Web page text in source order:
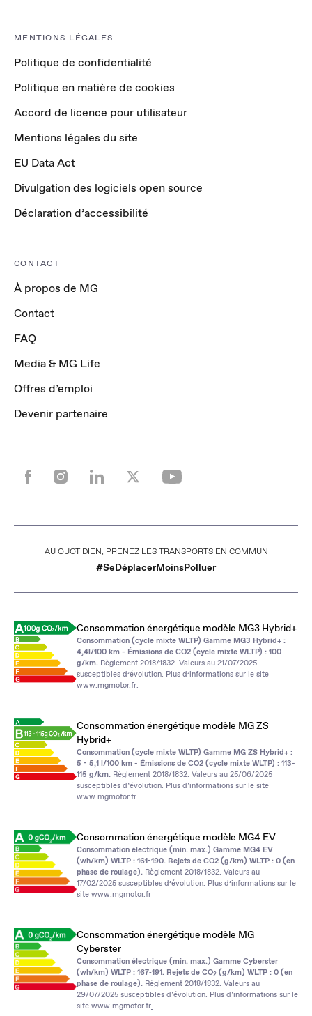
MENTIONS LÉGALES
Politique de confidentialité
Politique en matière de cookies
Accord de licence pour utilisateur
Mentions légales du site
EU Data Act
Divulgation des logiciels open source
Déclaration d’accessibilité
CONTACT
À propos de MG
Contact
FAQ
Media & MG Life
Offres d’emploi
Devenir partenaire
POUR LES TRAJETS COURTS, PRIVILÉGIEZ LA MARCHE OU LE VÉLO
#SeDéplacerMoinsPolluer
Consommation énergétique modèle MG3 Hybrid+
Consommation (cycle mixte WLTP) Gamme MG3 Hybrid+ :
4,4l/100 km - Émissions de CO2 (cycle mixte WLTP) : 100
g/km. Règlement 2018/1832. Valeurs au 21/07/2025
susceptibles d’évolution. Plus d’informations sur le site
www.mgmotor.fr.
Consommation énergétique modèle MG ZS
Hybrid+
Consommation (cycle mixte WLTP) Gamme MG ZS Hybrid+ :
5 - 5,1 l/100 km - Émissions de CO2 (cycle mixte WLTP) : 113-
115 g/km. Règlement 2018/1832. Valeurs au 25/06/2025
susceptibles d’évolution. Plus d’informations sur le site
www.mgmotor.fr.
Consommation énergétique modèle MG4 EV
Consommation électrique (min. max.) Gamme MG4 EV
(wh/km) WLTP : 161-190. Rejets de CO2 (g/km) WLTP : 0 (en
phase de roulage). Règlement 2018/1832. Valeurs au
17/02/2025 susceptibles d’évolution. Plus d’informations sur le
site www.mgmotor.fr
Consommation énergétique modèle MG
Cyberster
Consommation électrique (min. max.) Gamme Cyberster
(wh/km) WLTP : 167‑191. Rejets de CO2 (g/km) WLTP : 0 (en
phase de roulage). Règlement 2018/1832. Valeurs au
29/07/2025 susceptibles d’évolution. Plus d’informations sur le
site www.mgmotor.fr.